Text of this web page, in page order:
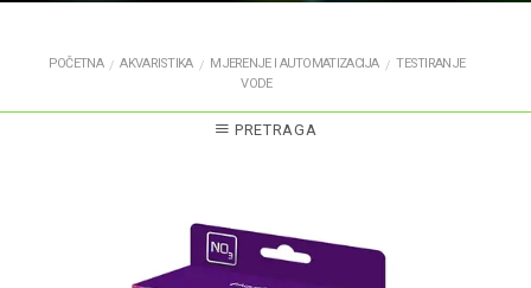
POČETNA / AKVARISTIKA / MJERENJE I AUTOMATIZACIJA / TESTIRANJE
VODE
PRETRAGA